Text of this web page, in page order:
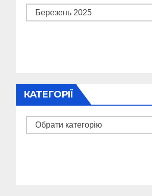
Архіви
КАТЕГОРІЇ
Категорії